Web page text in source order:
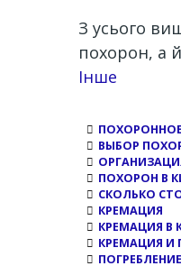
З усього
похорон, а
Channel
Інше
ВЫБОР
ПОХОРОН В
СКОЛЬКО
КРЕМАЦИЯ
КРЕМАЦИЯ В
КРЕМАЦИЯ И
ПОГРЕБЛЕНИЕ